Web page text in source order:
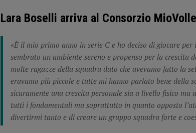
Lara Boselli arriva al Consorzio
«È il mio primo anno in serie C e ho deciso di giocare
sembrato un ambiente sereno e propenso per la crescita
molte ragazze della squadra dato che avevamo fatto la
eravamo più piccole e tutte mi hanno parlato bene della
sicuramente una crescita personale sia a livello fisico ma
tutti i fondamentali ma soprattutto in quanto opposto
divertirmi tanto e di creare un gruppo squadra forte e